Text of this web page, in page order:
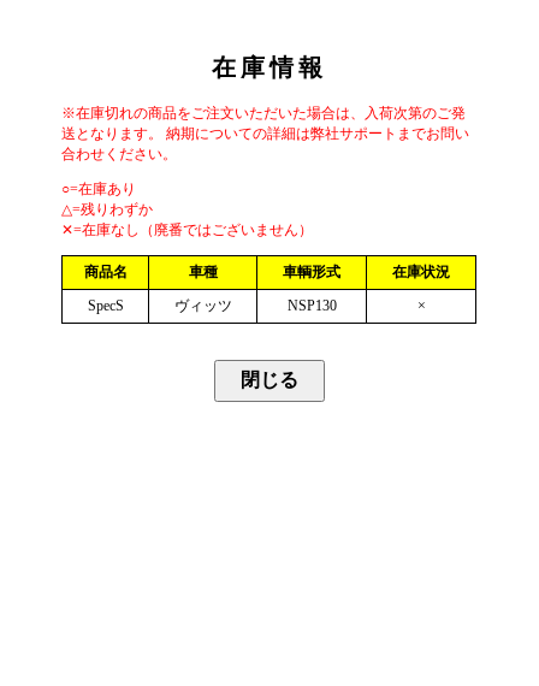
在庫情報
※在庫切れの商品をご注文いただいた場合は、入荷次第のご発
送となります。 納期についての詳細は弊社サポートまでお問い
合わせください。
○=在庫あり
△=残りわずか
✕=在庫なし（廃番ではございません）
商品名 車種 車輌形式
在庫状況
SpecS
ヴィッツ NSP130 ×